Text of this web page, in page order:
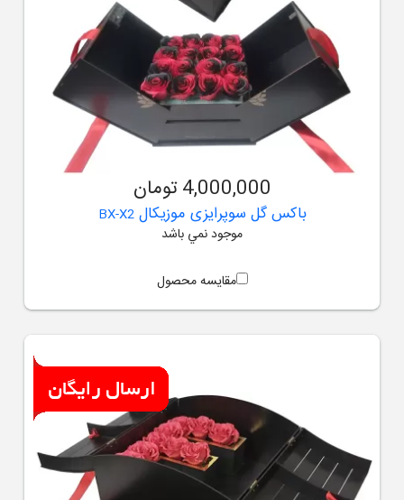
4,000,000 تومان
باکس گل سوپرایزی موزیکالBX-X2
موجود نمي باشد
مقایسه محصول